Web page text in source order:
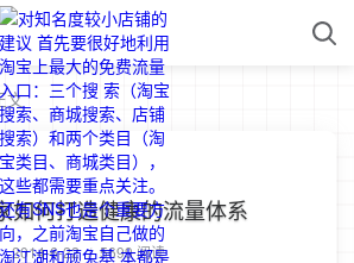
文
如何打造健康的流量体系
2014-6-22 / 5699 阅读